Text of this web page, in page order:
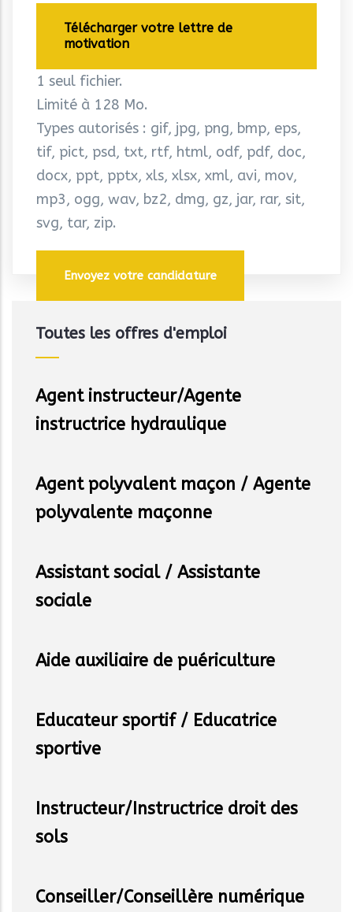
Télécharger votre lettre de
motivation
1 seul fichier.
Limité à 128 Mo.
Types autorisés : gif, jpg, png, bmp, eps,
tif, pict, psd, txt, rtf, html, odf, pdf, doc,
docx, ppt, pptx, xls, xlsx, xml, avi, mov,
mp3, ogg, wav, bz2, dmg, gz, jar, rar, sit,
svg, tar, zip.
Toutes les offres d'emploi
Agent instructeur/Agente
instructrice hydraulique
Agent polyvalent maçon / Agente
polyvalente maçonne
Assistant social / Assistante
sociale
Aide auxiliaire de puériculture
Educateur sportif / Educatrice
sportive
Instructeur/Instructrice droit des
sols
Conseiller/Conseillère numérique